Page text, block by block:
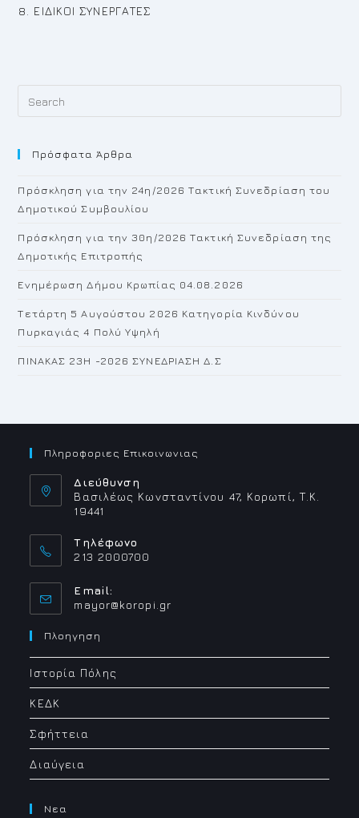
ΕΙΔΙΚΟΙ ΣΥΝΕΡΓΑΤΕΣ
Πρόσφατα Άρθρα
Πρόσκληση για την 24η/2026 Τακτική Συνεδρίαση του
Δημοτικού Συμβουλίου
Πρόσκληση για την 30η/2026 Τακτική Συνεδρίαση της
Δημοτικής Επιτροπής
Ενημέρωση Δήμου Κρωπίας 04.08.2026
Τετάρτη 5 Αυγούστου 2026 Κατηγορία Κινδύνου
Πυρκαγιάς 4 Πολύ Υψηλή
ΠΙΝΑΚΑΣ 23H -2026 ΣΥΝΕΔΡΙΑΣΗ Δ.Σ
Πληροφοριες Επικοινωνιας
Διεύθυνση
Βασιλέως Κωνσταντίνου 47, Κορωπί, Τ.Κ.
19441
Τηλέφωνο
213 2000700
Email:
mayor@koropi.grOpens
Πλοηγηση
Ιστορία Πόλης
ΚΕΔΚ
Σφήττεια
Διαύγεια
Νεα